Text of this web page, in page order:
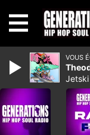
VOUS
Jetski